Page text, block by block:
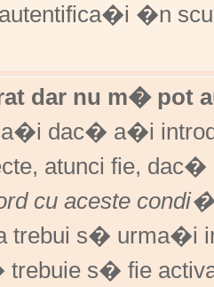
�n
dar nu m� pot
dac� a�i
atunci fie,
cu aceste
trebui s� urma�i
trebuie s� fie